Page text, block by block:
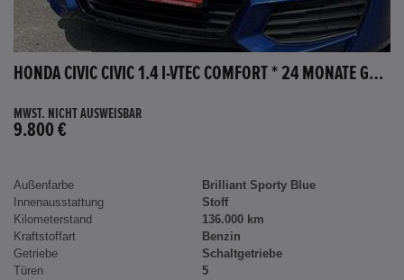
HONDA CIVIC CIVIC 1.4 I-VTEC COMFORT * 24 MONATE GARANTIE *
MWST. NICHT AUSWEISBAR
9.800 €
Außenfarbe
Brilliant Sporty Blue
Innenausstattung
Stoff
Kilometerstand
136.000 km
Kraftstoffart
Benzin
Getriebe
Schaltgetriebe
Türen
5